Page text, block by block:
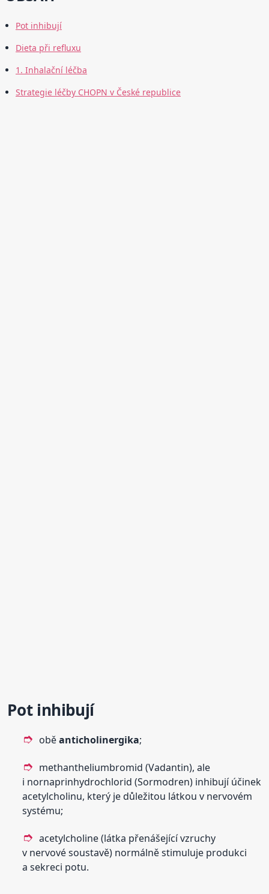
Pot inhibují
Dieta při refluxu
1. Inhalační léčba
Strategie léčby CHOPN v České republice
Pot inhibují
oběanticholinergika;
methantheliumbromid (Vadantin), ale
i nornaprinhydrochlorid (Sormodren) inhibují účinek
acetylcholinu, který je důležitou látkou v nervovém
systému;
acetylcholine (látka přenášející vzruchy
v nervové soustavě) normálně stimuluje produkci
a sekreci potu.